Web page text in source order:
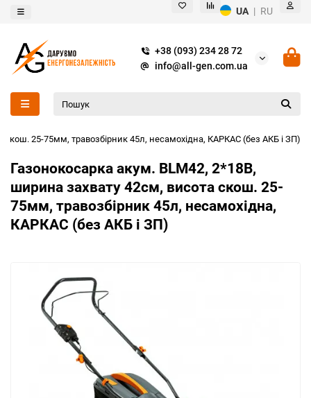
UA | RU
+38 (093) 234 28 72
info@all-gen.com.ua
25-75мм, травозбірник 45л, несамохідна, КАРКАС (без АКБ і ЗП)
Газонокосарка акум. BLM42, 2*18В,
ширина захвату 42см, висота скош. 25-
75мм, травозбірник 45л, несамохідна,
КАРКАС (без АКБ і ЗП)